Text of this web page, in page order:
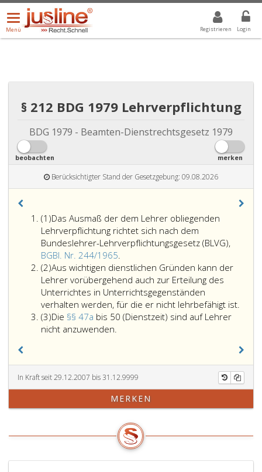
Registrieren Login
Menü
öffnen/schließen
Menü
ALLE DROPDOWN: GEWÄHLTER WERT IST ALLE
§ 212 BDG 1979 Lehrverpflichtung
BDG 1979 - Beamten-Dienstrechtsgesetz 1979
beobachten merken
Berücksichtigter Stand der Gesetzgebung: 09.08.2026
(1)Absatz
eins
Das Ausmaß der dem Lehrer obliegenden
Lehrverpflichtung richtet sich nach dem
Bundeslehrer-Lehrverpflichtungsgesetz (BLVG),
BGBl. Nr. 244/1965.
Ausmaß
der
dem
Lehrer
obliegenden
nach
dem
Bundeslehrer-
Lehrverpflichtungsgesetz
Bundesgesetzblatt
Nr. 244
aus
1965,.
(2)Absatz
2
Aus wichtigen dienstlichen Gründen kann der
Lehrer vorübergehend auch zur Erteilung des
Unterrichtes in Unterrichtsgegenständen
verhalten werden, für die er nicht lehrbefähigt ist.
(3)Absatz
3
Die §§ 47a bis 50 (Dienstzeit) sind auf Lehrer
nicht anzuwenden.
a
bis
50
(Dienstzeit)
auf
Lehrer
nicht
anzuwenden.
In Kraft seit 29.12.2007 bis 31.12.9999
MERKEN